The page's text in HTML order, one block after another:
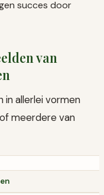
succes door
van
in allerlei vormen
meerdere van